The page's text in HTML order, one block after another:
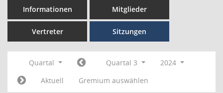
Informationen Mitglieder
Vertreter Sitzungen
Quartal Quartal 3
2024
Aktuell
Gremium auswählen